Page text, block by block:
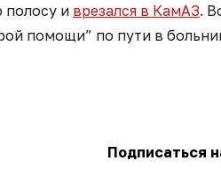
полосу и врезался в КамАЗ.
помощи” по пути в
Подписаться